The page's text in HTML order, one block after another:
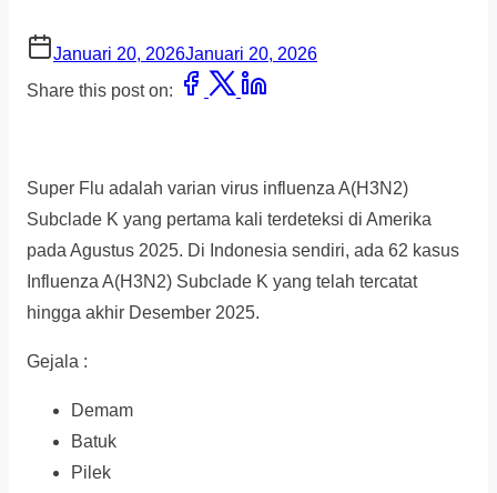
Januari 20, 2026Januari 20, 2026
Share this post on:
Super Flu adalah varian virus influenza A(H3N2)
Subclade K yang pertama kali terdeteksi di Amerika
pada Agustus 2025. Di Indonesia sendiri, ada 62 kasus
Influenza A(H3N2) Subclade K yang telah tercatat
hingga akhir Desember 2025.
Gejala :
Demam
Batuk
Pilek